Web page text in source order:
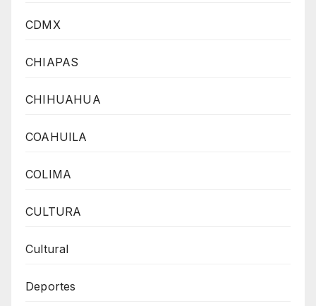
CDMX
CHIAPAS
CHIHUAHUA
COAHUILA
COLIMA
CULTURA
Cultural
Deportes